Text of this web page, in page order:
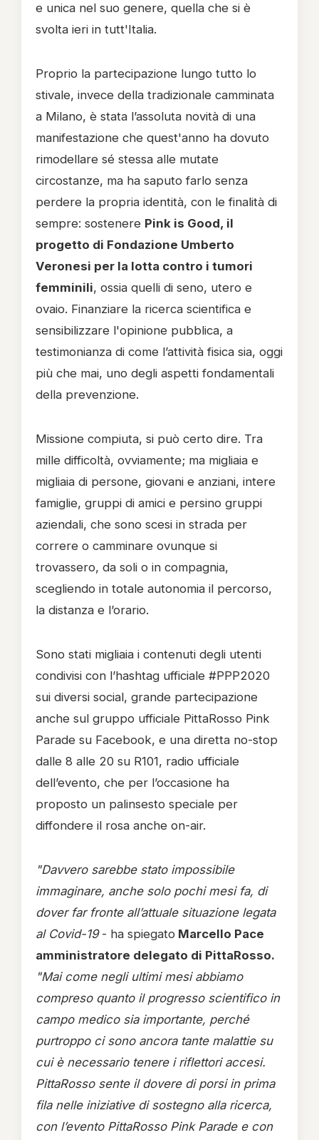
e unica nel suo genere, quella che si è
svolta ieri in tutt'Italia.
Proprio la partecipazione lungo tutto lo
stivale, invece della tradizionale camminata
a Milano, è stata l’assoluta novità di una
manifestazione che quest'anno ha dovuto
rimodellare sé stessa alle mutate
circostanze, ma ha saputo farlo senza
perdere la propria identità, con le finalità di
sempre: sostenere Pink is Good, il
progetto di Fondazione Umberto
Veronesi per la lotta contro i tumori
femminili, ossia quelli di seno, utero e
ovaio. Finanziare la ricerca scientifica e
sensibilizzare l'opinione pubblica, a
testimonianza di come l’attività fisica sia, oggi
più che mai, uno degli aspetti fondamentali
della prevenzione.
Missione compiuta, si può certo dire. Tra
mille difficoltà, ovviamente; ma migliaia e
migliaia di persone, giovani e anziani, intere
famiglie, gruppi di amici e persino gruppi
aziendali, che sono scesi in strada per
correre o camminare ovunque si
trovassero, da soli o in compagnia,
scegliendo in totale autonomia il percorso,
la distanza e l’orario.
Sono stati migliaia i contenuti degli utenti
condivisi con l’hashtag ufficiale #PPP2020
sui diversi social, grande partecipazione
anche sul gruppo ufficiale PittaRosso Pink
Parade su Facebook, e una diretta no-stop
dalle 8 alle 20 su R101, radio ufficiale
dell’evento, che per l’occasione ha
proposto un palinsesto speciale per
diffondere il rosa anche on-air.
"Davvero sarebbe stato impossibile
immaginare, anche solo pochi mesi fa, di
dover far fronte all’attuale situazione legata
al Covid-19- ha spiegato Marcello Pace
amministratore delegato di PittaRosso.
"Mai come negli ultimi mesi abbiamo
compreso quanto il progresso scientifico in
campo medico sia importante, perché
purtroppo ci sono ancora tante malattie su
cui è necessario tenere i riflettori accesi.
PittaRosso sente il dovere di porsi in prima
fila nelle iniziative di sostegno alla ricerca,
con l’evento PittaRosso Pink Parade e con